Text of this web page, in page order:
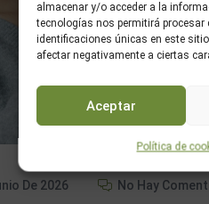
almacenar y/o acceder a la
tecnologías nos permitirá
identificaciones únicas en este
afectar negativamente a ciertas
Aceptar
Política de
De 2026 No Hay